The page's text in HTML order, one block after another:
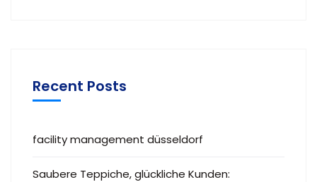
Recent Posts
facility management düsseldorf
Saubere Teppiche, glückliche Kunden: